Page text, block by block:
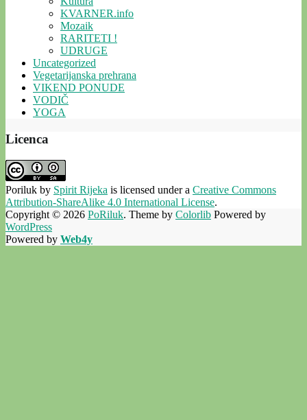
KVARNER.info
Mozaik
RARITETI !
UDRUGE
Uncategorized
Vegetarijanska prehrana
VIKEND PONUDE
VODIČ
YOGA
Licenca
Poriluk by Spirit Rijeka is licensed under a Creative Commons
Attribution-ShareAlike 4.0 International License.
Copyright © 2026 PoRiluk. Theme by Colorlib Powered by
WordPress
Powered by Web4y